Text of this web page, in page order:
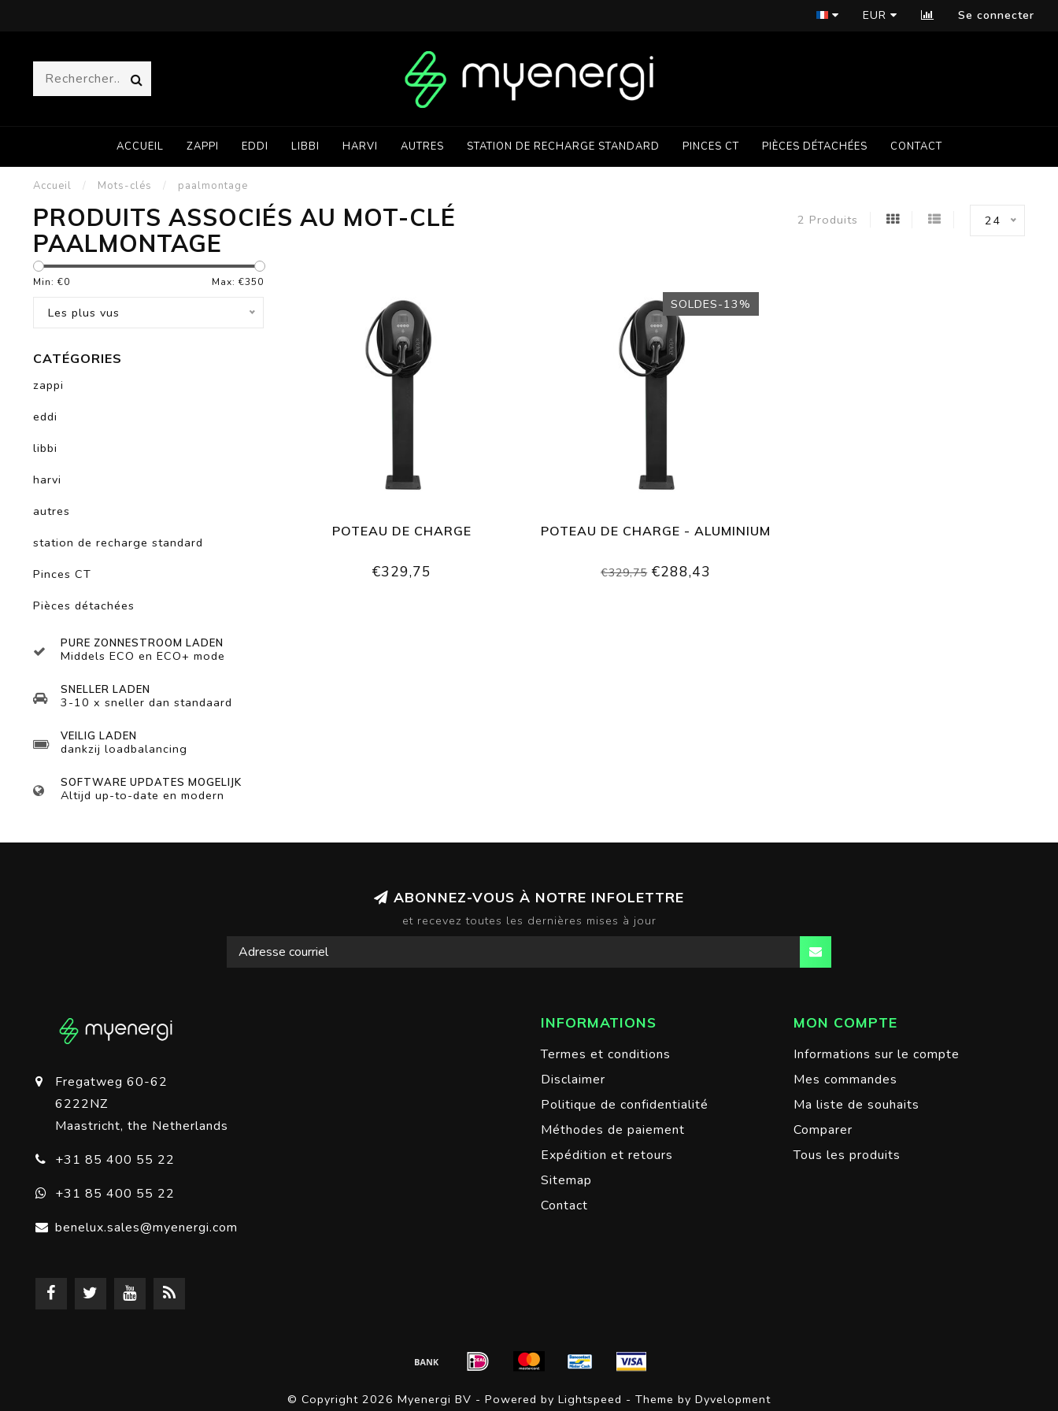
EUR Se connecter
ACCUEIL ZAPPI EDDI LIBBI HARVI AUTRES STATION DE RECHARGE STANDARD PINCES CT PIÈCES DÉTACHÉES CONTACT
Accueil / Mots-clés / paalmontage
PRODUITS ASSOCIÉS AU MOT-CLÉ
PAALMONTAGE
2 Produits 24
Min: €0 Max: €350
Les plus vus
CATÉGORIES
zappi
eddi
libbi
harvi
autres
station de recharge standard
Pinces CT
Pièces détachées
PURE ZONNESTROOM LADEN
Middels ECO en ECO+ mode
SNELLER LADEN
3-10 x sneller dan standaard
VEILIG LADEN
dankzij loadbalancing
SOFTWARE UPDATES MOGELIJK
Altijd up-to-date en modern
POTEAU DE CHARGE
€329,75
SOLDES-13%
POTEAU DE CHARGE - ALUMINIUM
€329,75€288,43
ABONNEZ-VOUS À NOTRE INFOLETTRE
et recevez toutes les dernières mises à jour
Fregatweg 60-62
6222NZ
Maastricht, the Netherlands
+31 85 400 55 22
+31 85 400 55 22
benelux.sales@myenergi.com
INFORMATIONS
Termes et conditions
Disclaimer
Politique de confidentialité
Méthodes de paiement
Expédition et retours
Sitemap
Contact
MON COMPTE
Informations sur le compte
Mes commandes
Ma liste de souhaits
Comparer
Tous les produits
© Copyright 2026 Myenergi BV - Powered by Lightspeed - Theme by Dyvelopment